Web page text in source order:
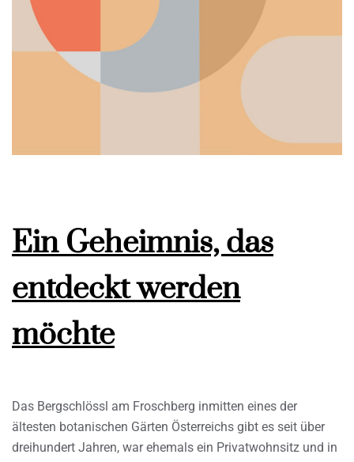
Ein Geheimnis, das
entdeckt werden
möchte
Das Bergschlössl am Froschberg inmitten eines der
ältesten botanischen Gärten Österreichs gibt es seit über
dreihundert Jahren, war ehemals ein Privatwohnsitz und in